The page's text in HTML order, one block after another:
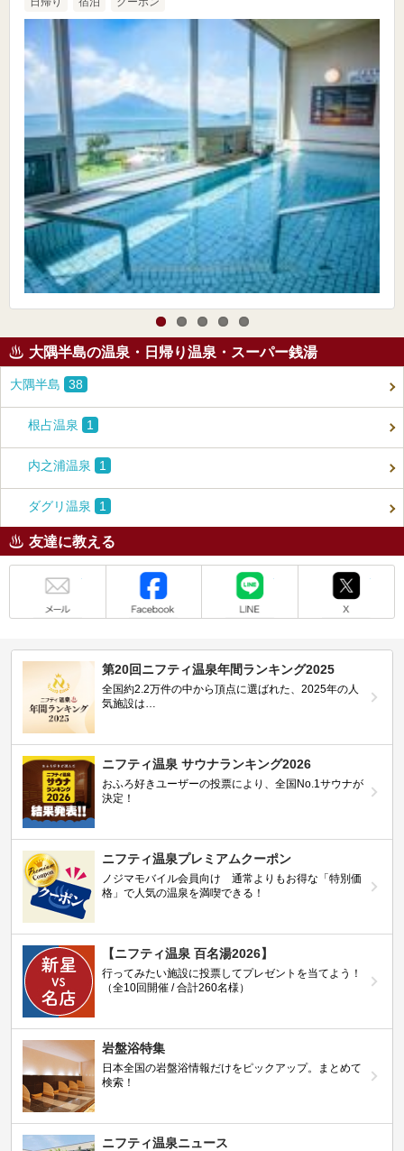
大隅半島の温泉・日帰り温泉・スーパー銭湯
大隅半島 38
根占温泉 1
内之浦温泉 1
ダグリ温泉 1
友達に教える
第20回ニフティ温泉年間ランキング2025
全国約2.2万件の中から頂点に選ばれた、2025年の人
気施設は…
ニフティ温泉 サウナランキング2026
おふろ好きユーザーの投票により、全国No.1サウナが
決定！
ニフティ温泉プレミアムクーポン
ノジマモバイル会員向け 通常よりもお得な「特別価
格」で人気の温泉を満喫できる！
【ニフティ温泉 百名湯2026】
行ってみたい施設に投票してプレゼントを当てよう！
（全10回開催 / 合計260名様）
岩盤浴特集
日本全国の岩盤浴情報だけをピックアップ。まとめて
検索！
ニフティ温泉ニュース